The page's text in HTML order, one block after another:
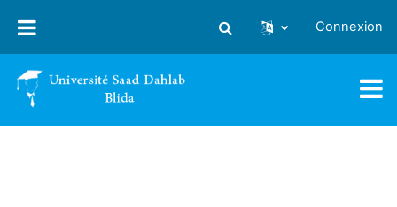
Activer/désactiver la saisie
Connexion